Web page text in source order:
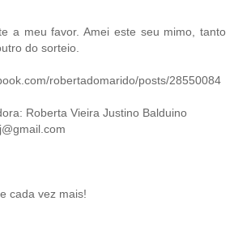
a meu favor. Amei este seu mimo, tanto
do sorteio.
robertadomarido/posts/28550084
Roberta Vieira Justino Balduino
cada vez mais!